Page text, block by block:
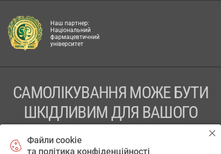
Наш партнер:
Національний
фармацевтичний
університет
САМОЛІКУВАННЯ МОЖЕ БУТИ
ШКІДЛИВИМ ДЛЯ ВАШОГО
Файли cookie
та політика конфіденційності